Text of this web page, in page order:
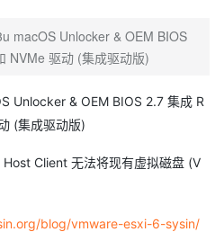
macOS Unlocker & OEM BIOS
NVMe 驱动 (集成驱动版)
Unlocker & OEM BIOS 2.7 集成 R
(集成驱动版)
Client 无法将现有虚拟磁盘 (V
blog/vmware-esxi-6-sysin/